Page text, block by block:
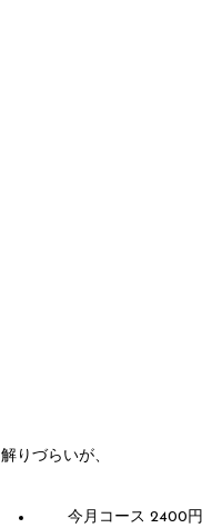
解りづらいが、
今月コース 2400円